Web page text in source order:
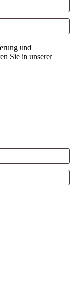
und
Sie in unserer